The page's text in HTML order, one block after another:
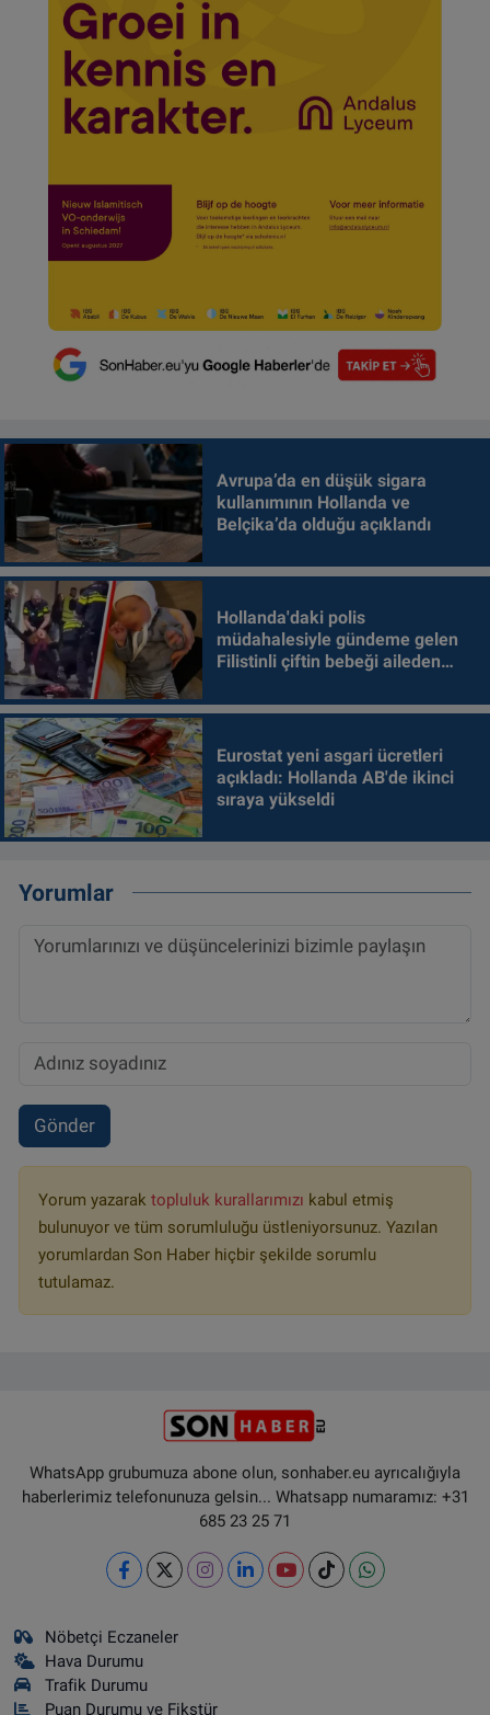
Avrupa’da en düşük sigara
kullanımının Hollanda ve
Belçika’da olduğu açıklandı
Hollanda'daki polis
müdahalesiyle gündeme gelen
Filistinli çiftin bebeği aileden
Eurostat yeni asgari ücretleri
açıkladı: Hollanda AB'de ikinci
sıraya yükseldi
Yorumlar
Gönder
Yorum yazarak topluluk kurallarımızı kabul etmiş
bulunuyor ve tüm sorumluluğu üstleniyorsunuz. Yazılan
yorumlardan Son Haber hiçbir şekilde sorumlu
tutulamaz.
WhatsApp grubumuza abone olun, sonhaber.eu ayrıcalığıyla
haberlerimiz telefonunuza gelsin... Whatsapp numaramız: +31
685 23 25 71
Nöbetçi Eczaneler
Hava Durumu
Trafik Durumu
Puan Durumu ve Fikstür